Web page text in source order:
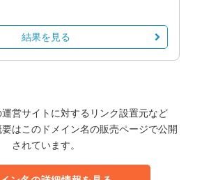
結果を見る
営サイトに対するリンク設置元など
はこのドメイン名の販売ページで公開
されています。